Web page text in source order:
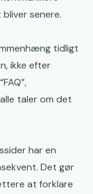
senere.
tidligt
ikke efter
taler om det
har en
Det gør
at forklare